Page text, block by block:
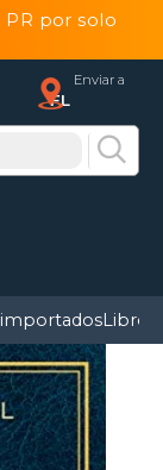
PR por solo
Enviar a
FL
Libros